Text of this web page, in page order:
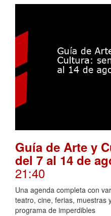
Guía de Arte y
del 7 al 14 de
21:40
Una agenda completa con
teatro, cine, ferias, muestras
programa de imperdibles